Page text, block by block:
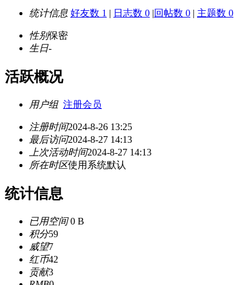
统计信息 好友数 1 | 日志数 0 |回帖数 0 | 主题数 0
性别保密
生日-
活跃概况
用户组 注册会员
注册时间2024-8-26 13:25
最后访问2024-8-27 14:13
上次活动时间2024-8-27 14:13
所在时区使用系统默认
统计信息
已用空间0 B
积分59
威望7
红币42
贡献3